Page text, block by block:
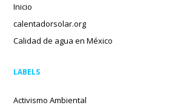
Inicio
calentadorsolar.org
Calidad de agua en México
LABELS
Activismo Ambiental